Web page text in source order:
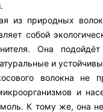
из природных
собой
Она подойдёт
и
волокна не
и
К тому же, она не